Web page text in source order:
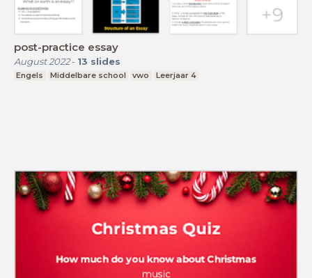
post-practice essay
August 2022- 13 slides
Engels Middelbare school vwo Leerjaar 4